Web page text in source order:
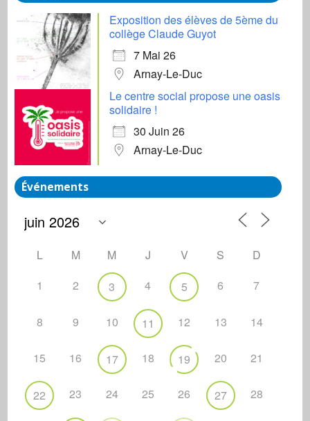
Exposition des élèves de 5ème du
collège Claude Guyot
7 Mai 26
Arnay-Le-Duc
Le centre social propose une oasis
solidaire !
30 Juin 26
Arnay-Le-Duc
Événements
L M M J V S
D
1
2 3 4 5 6 7
8 9 10 11 12 13 14
15 16 17 18 19 20 21
22 23 24 25 26 27 28